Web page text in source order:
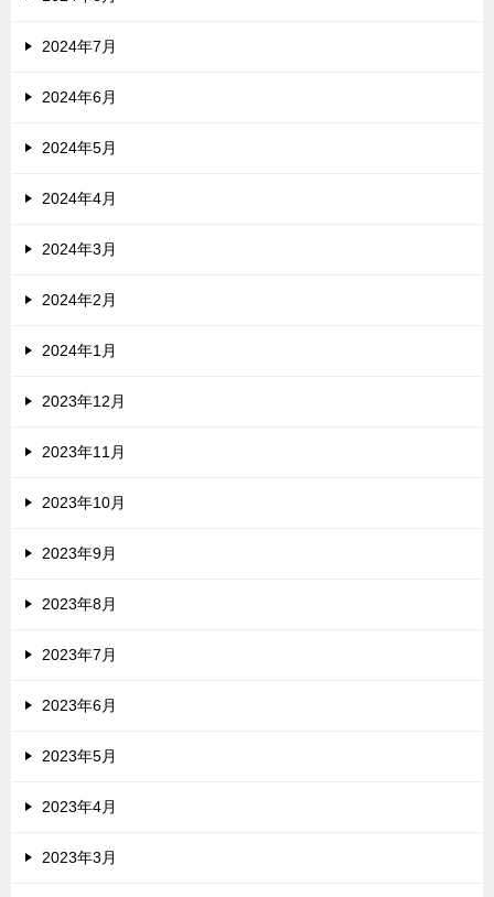
2024年7月
2024年6月
2024年5月
2024年4月
2024年3月
2024年2月
2024年1月
2023年12月
2023年11月
2023年10月
2023年9月
2023年8月
2023年7月
2023年6月
2023年5月
2023年4月
2023年3月